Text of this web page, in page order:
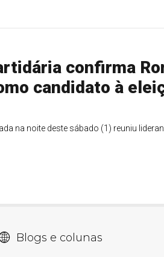
confirma
candidato à
na noite deste sábado (1) reuniu
Blogs e colunas